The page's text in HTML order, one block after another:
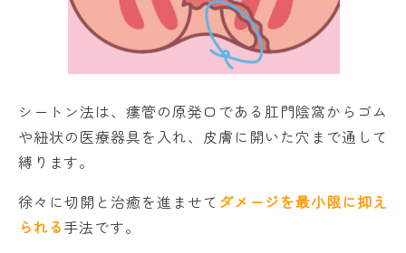
シートン法は、瘻管の原発口である肛門陰窩からゴム
や紐状の医療器具を入れ、皮膚に開いた穴まで通して
縛ります。
徐々に切開と治癒を進ませて ダメージを最小限に抑え
られる手法です。